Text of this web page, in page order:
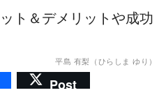
ト＆デメリットや成功
平島 有梨（ひらしま ゆり）
Post